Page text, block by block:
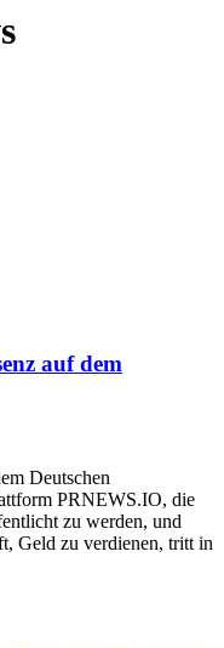
auf dem
Deutschen
PRNEWS.IO, die
zu werden, und
Geld zu verdienen, tritt in